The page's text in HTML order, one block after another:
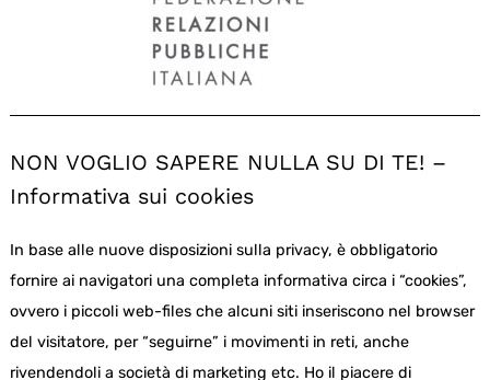
NON VOGLIO SAPERE NULLA SU DI TE! –
Informativa sui cookies
In base alle nuove disposizioni sulla privacy, è obbligatorio
fornire ai navigatori una completa informativa circa i “cookies”,
ovvero i piccoli web-files che alcuni siti inseriscono nel browser
del visitatore, per “seguirne” i movimenti in reti, anche
rivendendoli a società di marketing etc. Ho il piacere di